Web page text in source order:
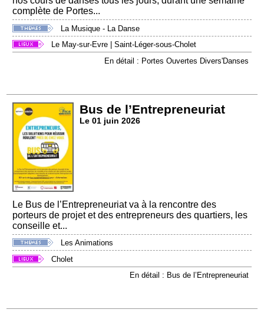
complète de Portes...
La Musique - La Danse
Le May-sur-Evre |Saint-Léger-sous-Cholet
En détail : Portes Ouvertes Divers'Danses
Bus de l’Entrepreneuriat
Le 01 juin 2026
Le Bus de l’Entrepreneuriat va à la rencontre des
porteurs de projet et des entrepreneurs des quartiers, les
conseille et...
Les Animations
Cholet
En détail : Bus de l’Entrepreneuriat